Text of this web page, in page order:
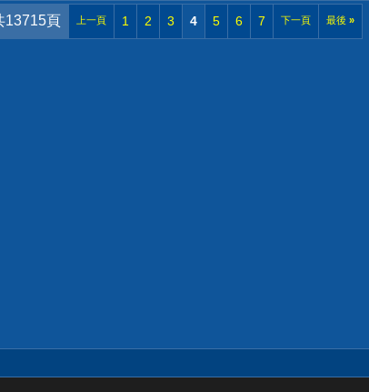
13715頁 上一頁 1 2 3 4 5 6 7 下一頁 最後 »